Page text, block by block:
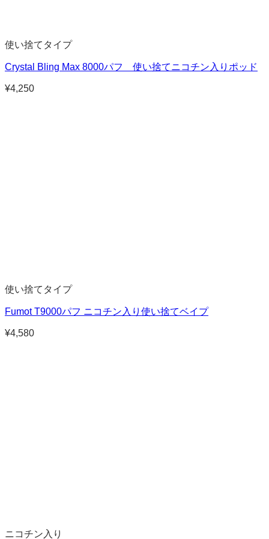
使い捨てタイプ
Crystal Bling Max 8000パフ 使い捨てニコチン入りポッド
¥4,250
使い捨てタイプ
Fumot T9000パフ ニコチン入り使い捨てベイプ
¥4,580
ニコチン入り